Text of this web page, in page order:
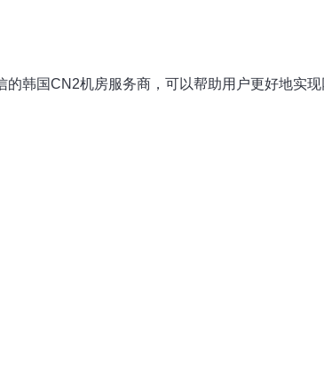
韩国CN2机房服务商，可以帮助用户更好地实现